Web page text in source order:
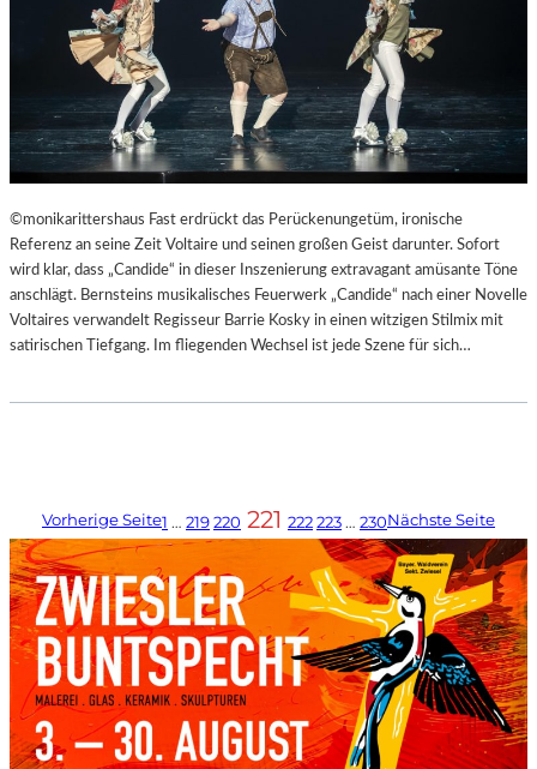
©monikarittershaus Fast erdrückt das Perückenungetüm, ironische
Referenz an seine Zeit Voltaire und seinen großen Geist darunter. Sofort
wird klar, dass „Candide“ in dieser Inszenierung extravagant amüsante Töne
anschlägt. Bernsteins musikalisches Feuerwerk „Candide“ nach einer Novelle
Voltaires verwandelt Regisseur Barrie Kosky in einen witzigen Stilmix mit
satirischen Tiefgang. Im fliegenden Wechsel ist jede Szene für sich…
Vorherige Seite1 … 219220 221 222223 … 230Nächste Seite